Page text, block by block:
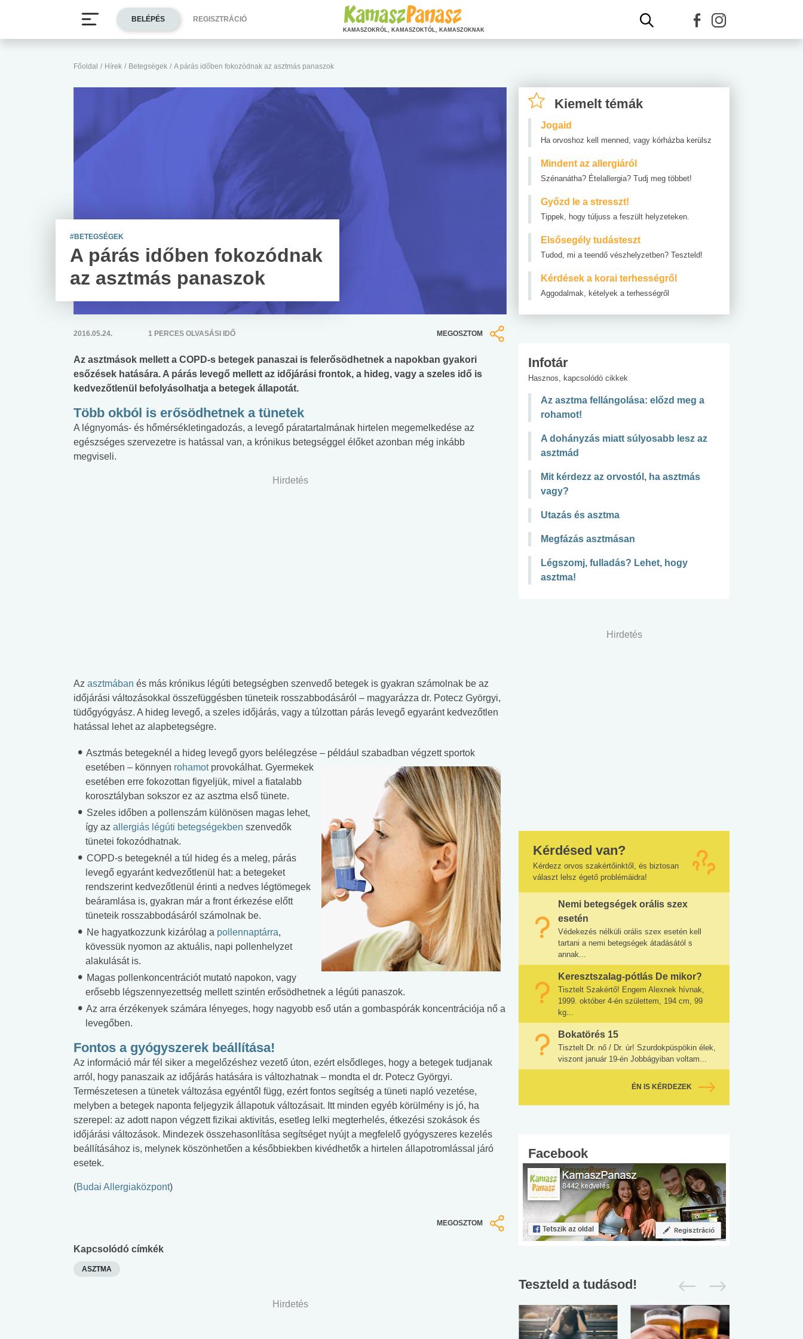
Főoldal / Hírek / Betegségek / A párás időben fokozódnak az asztmás panaszok
#BETEGSÉGEK
A párás időben fokozódnak
az asztmás panaszok
2016.05.24. 1 PERCES OLVASÁSI IDŐ MEGOSZTOM
Az asztmások mellett a COPD-s betegek panaszai is felerősödhetnek a napokban gyakori
esőzések hatására. A párás levegő mellett az időjárási frontok, a hideg, vagy a szeles idő is
kedvezőtlenül befolyásolhatja a betegek állapotát.
Több okból is erősödhetnek a tünetek
A légnyomás- és hőmérsékletingadozás, a levegő páratartalmának hirtelen megemelkedése az
egészséges szervezetre is hatással van, a krónikus betegséggel élőket azonban még inkább
megviseli.
Hirdetés
Az asztmában és más krónikus légúti betegségben szenvedő betegek is gyakran számolnak be az
időjárási változásokkal összefüggésben tüneteik rosszabbodásáról – magyarázza dr. Potecz Györgyi,
tüdőgyógyász. A hideg levegő, a szeles időjárás, vagy a túlzottan párás levegő egyaránt kedvezőtlen
hatással lehet az alapbetegségre.
Asztmás betegeknél a hideg levegő gyors belélegzése – például szabadban végzett sportok
esetében – könnyen rohamotprovokálhat. Gyermekek
esetében erre fokozottan figyeljük, mivel a fiatalabb
korosztályban sokszor ez az asztma első tünete.
Szeles időben a pollenszám különösen magas lehet,
így az allergiás légúti betegségekben szenvedők
tünetei fokozódhatnak.
COPD-s betegeknél a túl hideg és a meleg, párás
levegő egyaránt kedvezőtlenül hat: a betegeket
rendszerint kedvezőtlenül érinti a nedves légtömegek
beáramlása is, gyakran már a front érkezése előtt
tüneteik rosszabbodásáról számolnak be.
Ne hagyatkozzunk kizárólag a pollennaptárra,
kövessük nyomon az aktuális, napi pollenhelyzet
alakulását is.
Magas pollenkoncentrációt mutató napokon, vagy
erősebb légszennyezettség mellett szintén erősödhetnek a légúti panaszok.
Az arra érzékenyek számára lényeges, hogy nagyobb eső után a gombaspórák koncentrációja nő a
levegőben.
Fontos a gyógyszerek beállítása!
Az információ már fél siker a megelőzéshez vezető úton, ezért elsődleges, hogy a betegek tudjanak
arról, hogy panaszaik az időjárás hatására is változhatnak – mondta el dr. Potecz Györgyi.
Természetesen a tünetek változása egyéntől függ, ezért fontos segítség a tüneti napló vezetése,
melyben a betegek naponta feljegyzik állapotuk változásait. Itt minden egyéb körülmény is jó, ha
szerepel: az adott napon végzett fizikai aktivitás, esetleg lelki megterhelés, étkezési szokások és
időjárási változások. Mindezek összehasonlítása segítséget nyújt a megfelelő gyógyszeres kezelés
beállításához is, melynek köszönhetően a későbbiekben kivédhetők a hirtelen állapotromlással járó
esetek.
(Budai Allergiaközpont)
MEGOSZTOM
Kapcsolódó címkék
ASZTMA
Hirdetés
Kiemelt témák
Jogaid
Ha orvoshoz kell menned, vagy kórházba kerülsz
Mindent az allergiáról
Szénanátha? Ételallergia? Tudj meg többet!
Győzd le a stresszt!
Tippek, hogy túljuss a feszült helyzeteken.
Elsősegély tudásteszt
Tudod, mi a teendő vészhelyzetben? Teszteld!
Kérdések a korai terhességről
Aggodalmak, kételyek a terhességről
Infotár
Hasznos, kapcsolódó cikkek
Az asztma fellángolása: előzd meg a
rohamot!
A dohányzás miatt súlyosabb lesz az
asztmád
Mit kérdezz az orvostól, ha asztmás
vagy?
Utazás és asztma
Megfázás asztmásan
Légszomj, fulladás? Lehet, hogy
asztma!
Hirdetés
Kérdésed van?
Kérdezz orvos szakértőinktől, és biztosan
választ lelsz égető problémáidra!
Nemi betegségek orális szex
esetén
Védekezés nélküli orális szex esetén kell
tartani a nemi betegségek átadásától s
annak...
Keresztszalag-pótlás De mikor?
Tisztelt Szakértő! Engem Alexnek hívnak,
1999. október 4-én születtem, 194 cm, 99
kg...
Bokatörés 15
Tisztelt Dr. nő / Dr. úr! Szurdokpüspökin élek,
viszont január 19-én Jobbágyiban voltam...
ÉN IS KÉRDEZEK
Facebook
Teszteld a tudásod!
BELÉPÉS REGISZTRÁCIÓ
KAMASZOKRÓL, KAMASZOKTÓL, KAMASZOKNAK